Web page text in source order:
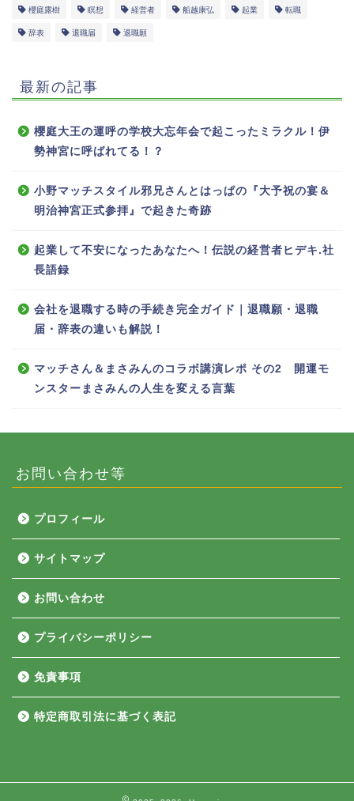
櫻庭露樹 瞑想 経営者 船越康弘 起業 転職
辞表 退職届 退職願
最新の記事
櫻庭大王の運呼の学校大忘年会で起こったミラクル！伊
勢神宮に呼ばれてる！？
小野マッチスタイル邪兄さんとはっぱの『大予祝の宴＆
明治神宮正式参拝』で起きた奇跡
起業して不安になったあなたへ！伝説の経営者ヒデキ.社
長語録
会社を退職する時の手続き完全ガイド｜退職願・退職
届・辞表の違いも解説！
マッチさん＆まさみんのコラボ講演レポ その2 開運モ
ンスターまさみんの人生を変える言葉
お問い合わせ等
プロフィール
サイトマップ
お問い合わせ
プライバシーポリシー
免責事項
特定商取引法に基づく表記